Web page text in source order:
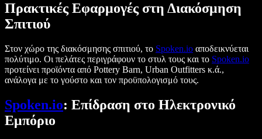
Πρακτικές Εφαρμογές στη Διακόσμηση
Σπιτιού
Στον χώρο της διακόσμησης σπιτιού, το Spoken.io αποδεικνύεται
πολύτιμο. Οι πελάτες περιγράφουν το στυλ τους και το Spoken.io
προτείνει προϊόντα από Pottery Barn, Urban Outfitters κ.ά.,
ανάλογα με το γούστο και τον προϋπολογισμό τους.
Spoken.io: Επίδραση στο Ηλεκτρονικό
Εμπόριο